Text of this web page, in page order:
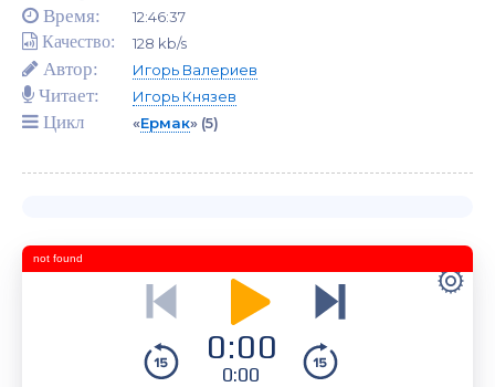
Время: 12:46:37
Качество: 128 kb/s
Автор: Игорь Валериев
Читает: Игорь Князев
Цикл «Ермак» (5)
0:00
0:00
not found